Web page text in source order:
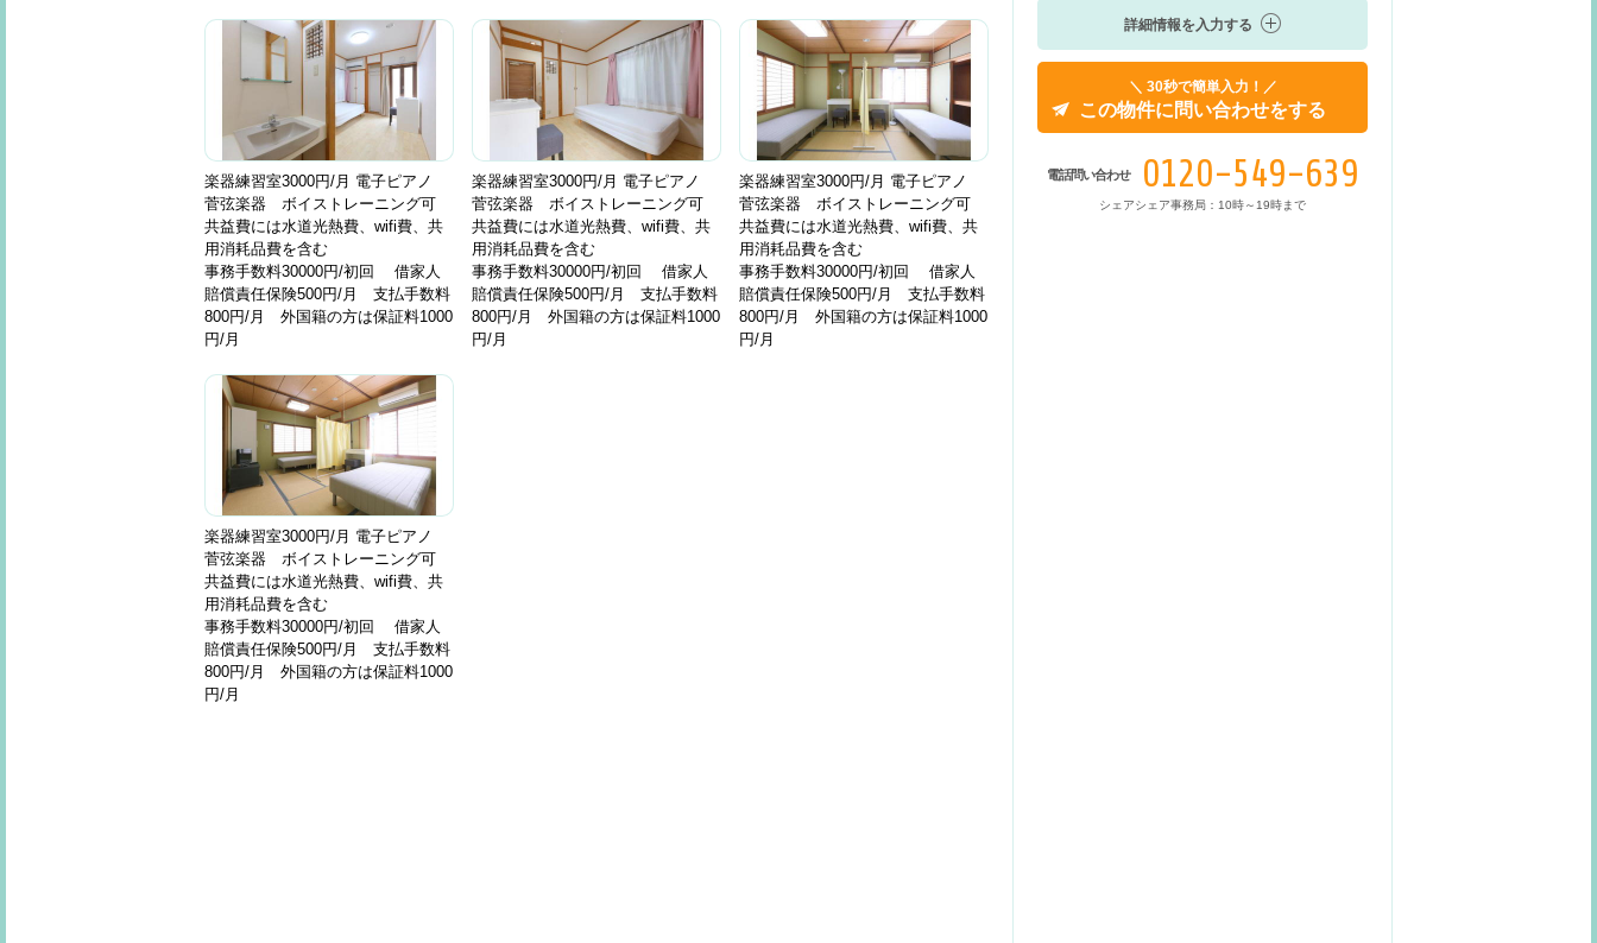
楽器練習室3000円/月 電子ピアノ
菅弦楽器 ボイストレーニング可
共益費には水道光熱費、wifi費、共
用消耗品費を含む
事務手数料30000円/初回 借家人
賠償責任保険500円/月 支払手数料
800円/月 外国籍の方は保証料1000
円/月
楽器練習室3000円/月 電子ピアノ
菅弦楽器 ボイストレーニング可
共益費には水道光熱費、wifi費、共
用消耗品費を含む
事務手数料30000円/初回 借家人
賠償責任保険500円/月 支払手数料
800円/月 外国籍の方は保証料1000
円/月
楽器練習室3000円/月 電子ピアノ
菅弦楽器 ボイストレーニング可
共益費には水道光熱費、wifi費、共
用消耗品費を含む
事務手数料30000円/初回 借家人
賠償責任保険500円/月 支払手数料
800円/月 外国籍の方は保証料1000
円/月
楽器練習室3000円/月 電子ピアノ
菅弦楽器 ボイストレーニング可
共益費には水道光熱費、wifi費、共
用消耗品費を含む
事務手数料30000円/初回 借家人
賠償責任保険500円/月 支払手数料
800円/月 外国籍の方は保証料1000
円/月
詳細情報を入力する
＼ 30秒で簡単入力！／
この物件に問い合わせをする
電話問い合わせ 0120-549-639
シェアシェア事務局：10時～19時まで